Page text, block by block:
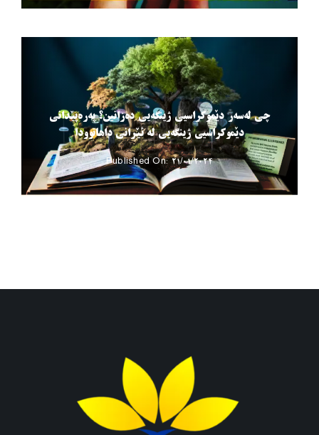
چی لەسەر دێموکراسیی ژینگەیی دەزانین؟ پەرەپێدانی
دێموکراسیی ژینگەیی لە ئێرانی داهاتوودا
Published On: 21/01/2024